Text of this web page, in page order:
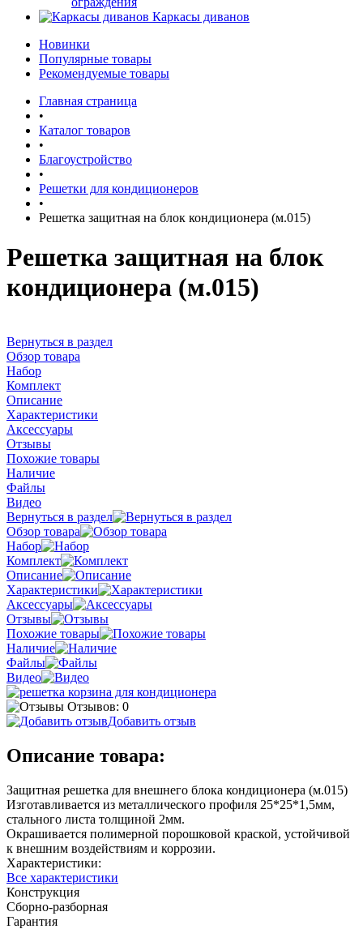
Каркасы диванов
Новинки
Популярные товары
Рекомендуемые товары
Главная страница
•
Каталог товаров
•
Благоустройство
•
Решетки для кондиционеров
•
Решетка защитная на блок кондиционера (м.015)
Решетка защитная на блок
кондиционера (м.015)
Вернуться в раздел
Обзор товара
Набор
Комплект
Описание
Характеристики
Аксессуары
Отзывы
Похожие товары
Наличие
Файлы
Видео
Вернуться в раздел
Обзор товара
Набор
Комплект
Описание
Характеристики
Аксессуары
Отзывы
Похожие товары
Наличие
Файлы
Видео
Отзывов: 0
Добавить отзыв
Описание товара:
Защитная решетка для внешнего блока кондиционера (м.015)
Изготавливается из металлического профиля 25*25*1,5мм,
стального листа толщиной 2мм.
Окрашивается полимерной порошковой краской, устойчивой
к внешним воздействиям и коррозии.
Характеристики:
Все характеристики
Конструкция
Сборно-разборная
Гарантия